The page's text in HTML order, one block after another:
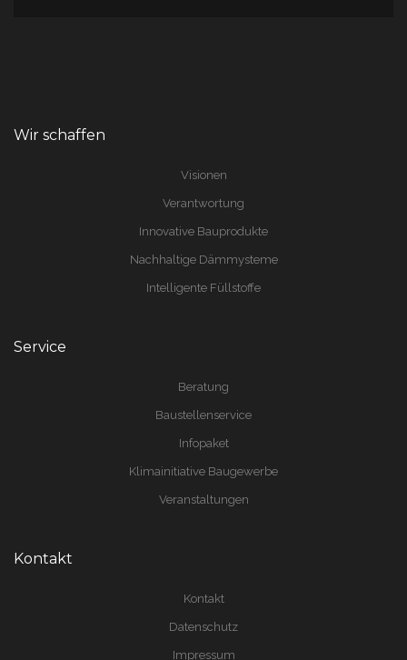
Wir schaffen
Visionen
Verantwortung
Innovative Bauprodukte
Nachhaltige Dämmysteme
Intelligente Füllstoffe
Service
Beratung
Baustellenservice
Infopaket
Klimainitiative Baugewerbe
Veranstaltungen
Kontakt
Kontakt
Datenschutz
Impressum